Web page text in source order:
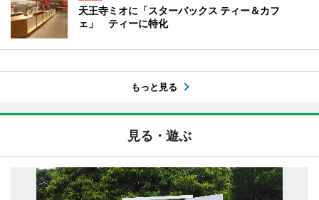
天王寺ミオに「スターバックス ティー＆カフ
ェ」 ティーに特化
もっと見る
見る・遊ぶ